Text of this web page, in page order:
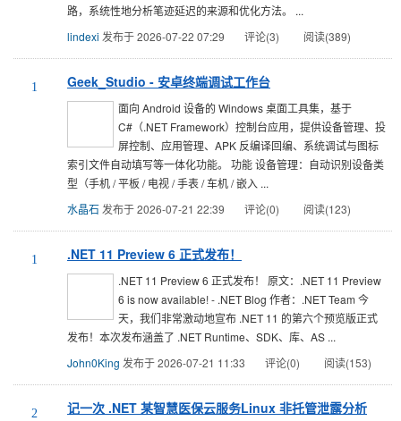
路，系统性地分析笔迹延迟的来源和优化方法。 ...
lindexi 发布于 2026-07-22 07:29 评论(3) 阅读(389)
1 Geek_Studio - 安卓终端调试工作台
面向 Android 设备的 Windows 桌面工具集，基于
C#（.NET Framework）控制台应用，提供设备管理、投
屏控制、应用管理、APK 反编译回编、系统调试与图标
索引文件自动填写等一体化功能。 功能 设备管理：自动识别设备类
型（手机 / 平板 / 电视 / 手表 / 车机 / 嵌入 ...
水晶石 发布于 2026-07-21 22:39 评论(0) 阅读(123)
1 .NET 11 Preview 6 正式发布！
.NET 11 Preview 6 正式发布！ 原文：.NET 11 Preview
6 is now available! - .NET Blog 作者：.NET Team 今
天，我们非常激动地宣布 .NET 11 的第六个预览版正式
发布！本次发布涵盖了 .NET Runtime、SDK、库、AS ...
John0King 发布于 2026-07-21 11:33 评论(0) 阅读(153)
2 记一次 .NET 某智慧医保云服务Linux 非托管泄露分析